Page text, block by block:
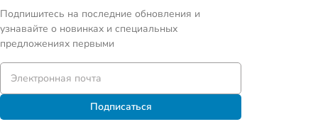
Подпишитесь на последние обновления и
узнавайте о новинках и специальных
предложениях первыми
Подписаться